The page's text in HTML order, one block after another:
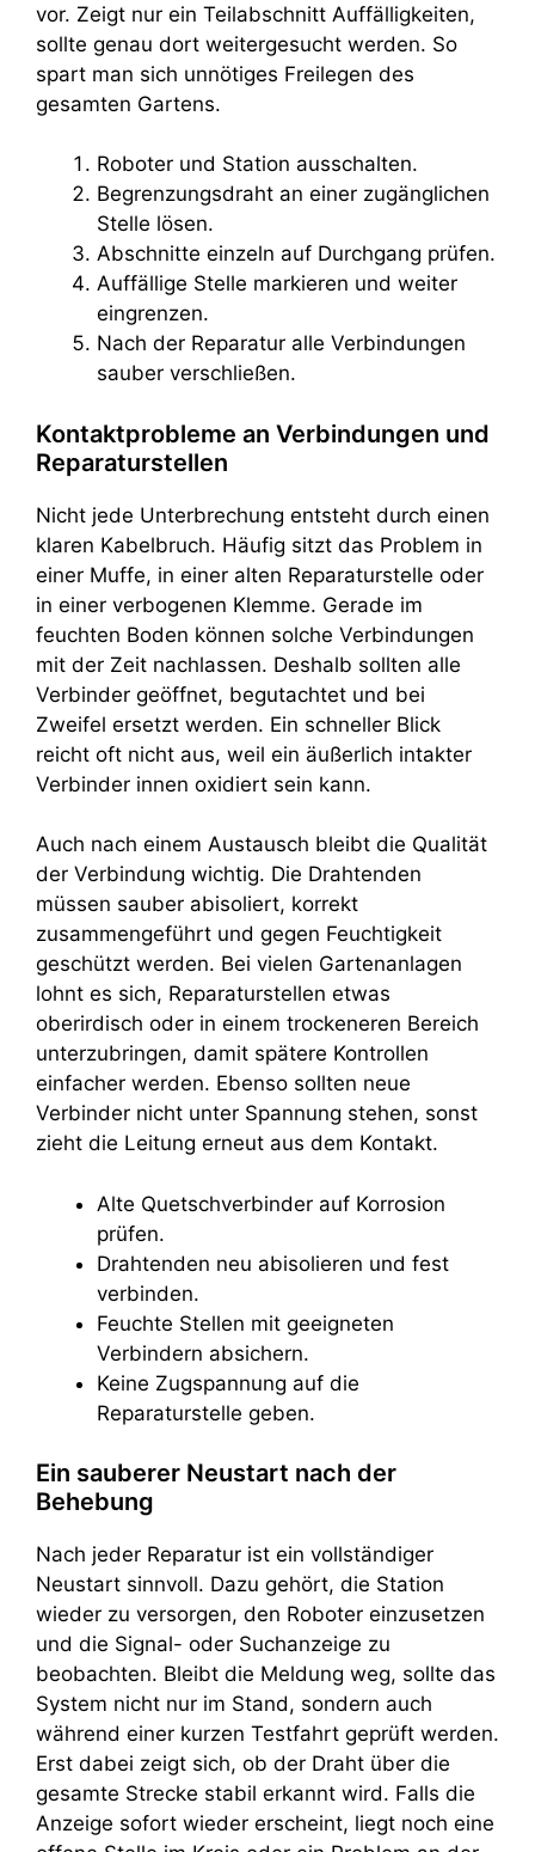
vor. Zeigt nur ein Teilabschnitt Auffälligkeiten,
sollte genau dort weitergesucht werden. So
spart man sich unnötiges Freilegen des
gesamten Gartens.
Roboter und Station ausschalten.
Begrenzungsdraht an einer zugänglichen
Stelle lösen.
Abschnitte einzeln auf Durchgang prüfen.
Auffällige Stelle markieren und weiter
eingrenzen.
Nach der Reparatur alle Verbindungen
sauber verschließen.
Kontaktprobleme an Verbindungen und
Reparaturstellen
Nicht jede Unterbrechung entsteht durch einen
klaren Kabelbruch. Häufig sitzt das Problem in
einer Muffe, in einer alten Reparaturstelle oder
in einer verbogenen Klemme. Gerade im
feuchten Boden können solche Verbindungen
mit der Zeit nachlassen. Deshalb sollten alle
Verbinder geöffnet, begutachtet und bei
Zweifel ersetzt werden. Ein schneller Blick
reicht oft nicht aus, weil ein äußerlich intakter
Verbinder innen oxidiert sein kann.
Auch nach einem Austausch bleibt die Qualität
der Verbindung wichtig. Die Drahtenden
müssen sauber abisoliert, korrekt
zusammengeführt und gegen Feuchtigkeit
geschützt werden. Bei vielen Gartenanlagen
lohnt es sich, Reparaturstellen etwas
oberirdisch oder in einem trockeneren Bereich
unterzubringen, damit spätere Kontrollen
einfacher werden. Ebenso sollten neue
Verbinder nicht unter Spannung stehen, sonst
zieht die Leitung erneut aus dem Kontakt.
Alte Quetschverbinder auf Korrosion
prüfen.
Drahtenden neu abisolieren und fest
verbinden.
Feuchte Stellen mit geeigneten
Verbindern absichern.
Keine Zugspannung auf die
Reparaturstelle geben.
Ein sauberer Neustart nach der
Behebung
Nach jeder Reparatur ist ein vollständiger
Neustart sinnvoll. Dazu gehört, die Station
wieder zu versorgen, den Roboter einzusetzen
und die Signal- oder Suchanzeige zu
beobachten. Bleibt die Meldung weg, sollte das
System nicht nur im Stand, sondern auch
während einer kurzen Testfahrt geprüft werden.
Erst dabei zeigt sich, ob der Draht über die
gesamte Strecke stabil erkannt wird. Falls die
Anzeige sofort wieder erscheint, liegt noch eine